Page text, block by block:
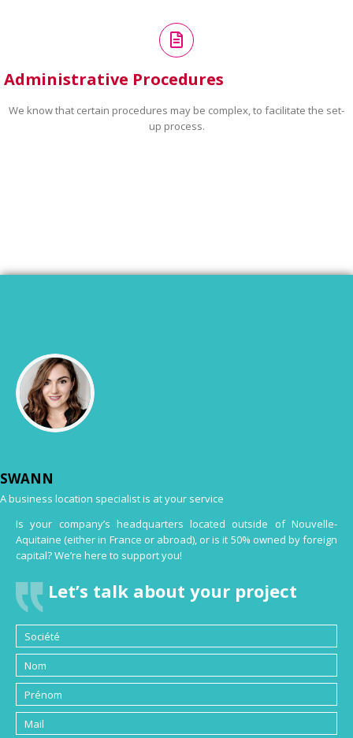
Administrative Procedures
We know that certain procedures may be complex, to facilitate the set-
up process.
SWANN
A business location specialist is at your service
Is your company’s headquarters located outside of Nouvelle-
Aquitaine (either in France or abroad), or is it 50% owned by foreign
capital? We’re here to support you!
Let’s talk about your project